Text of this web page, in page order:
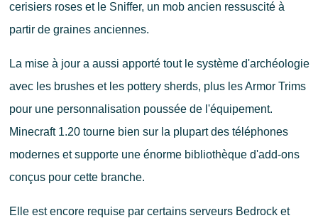
cerisiers roses et le Sniffer, un mob ancien ressuscité à
partir de graines anciennes.
La mise à jour a aussi apporté tout le système d'archéologie
avec les brushes et les pottery sherds, plus les Armor Trims
pour une personnalisation poussée de l'équipement.
Minecraft 1.20 tourne bien sur la plupart des téléphones
modernes et supporte une énorme bibliothèque d'add-ons
conçus pour cette branche.
Elle est encore requise par certains serveurs Bedrock et